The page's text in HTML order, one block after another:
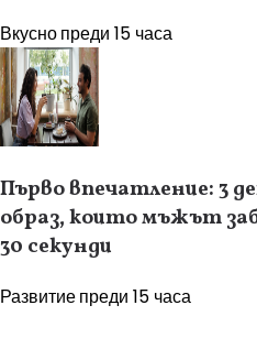
Вкуснопреди 15 часа
Първо впечатление: 3
образ, които мъжът
30 секунди
Развитиепреди 15 часа